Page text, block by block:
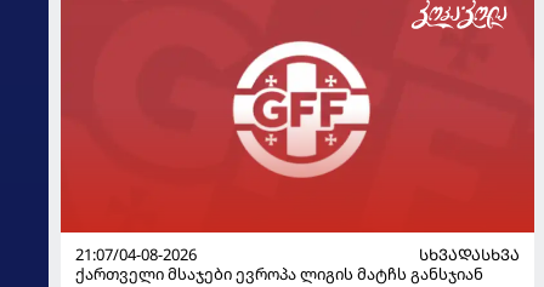
21:07/04-08-2026
ᲡᲮᲕᲐᲓᲐᲡᲮᲕᲐ
ქართველი მსაჯები ევროპა ლიგის მატჩს განსჯიან